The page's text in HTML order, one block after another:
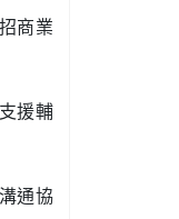
商業
援輔
通協